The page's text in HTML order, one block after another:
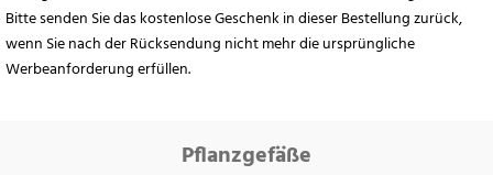
Bitte senden Sie das kostenlose Geschenk in dieser Bestellung zurück,
wenn Sie nach der Rücksendung nicht mehr die ursprüngliche
Werbeanforderung erfüllen.
Pflanzgefäße